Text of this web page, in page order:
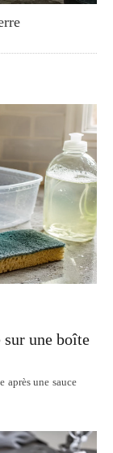
sur une boîte
après une sauce